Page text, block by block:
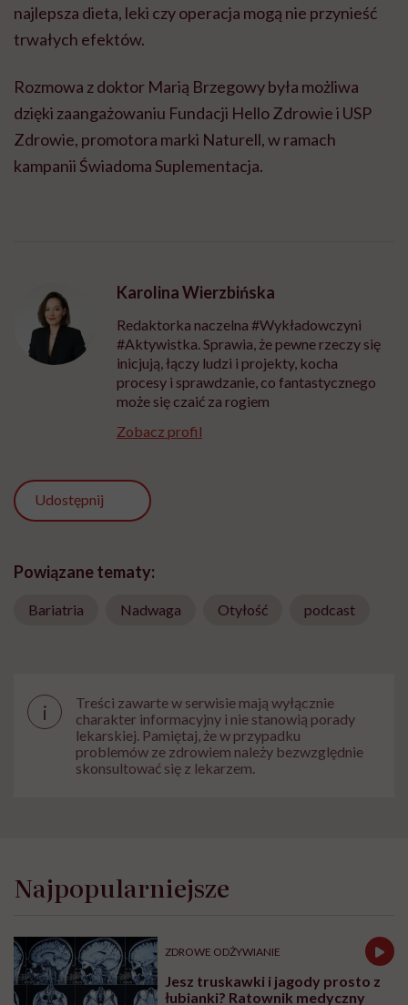
najlepsza dieta, leki czy operacja mogą nie przynieść
trwałych efektów.
Rozmowa z doktor Marią Brzegowy była możliwa
dzięki zaangażowaniu Fundacji Hello Zdrowie i USP
Zdrowie, promotora marki Naturell, w ramach
kampanii Świadoma Suplementacja.
Karolina Wierzbińska
Redaktorka naczelna #Wykładowczyni
#Aktywistka. Sprawia, że pewne rzeczy się
inicjują, łączy ludzi i projekty, kocha
procesy i sprawdzanie, co fantastycznego
może się czaić za rogiem
Zobacz profil
Udostępnij
Powiązane tematy:
Bariatria Nadwaga Otyłość podcast
i
Treści zawarte w serwisie mają wyłącznie
charakter informacyjny i nie stanowią porady
lekarskiej. Pamiętaj, że w przypadku
problemów ze zdrowiem należy bezwzględnie
skonsultować się z lekarzem.
Najpopularniejsze
ZDROWE ODŻYWIANIE
Jesz truskawki i jagody prosto z
łubianki? Ratownik medyczny